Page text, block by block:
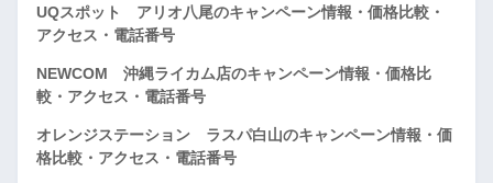
UQスポット アリオ八尾のキャンペーン情報・価格比較・
アクセス・電話番号
NEWCOM 沖縄ライカム店のキャンペーン情報・価格比
較・アクセス・電話番号
オレンジステーション ラスパ白山のキャンペーン情報・価
格比較・アクセス・電話番号